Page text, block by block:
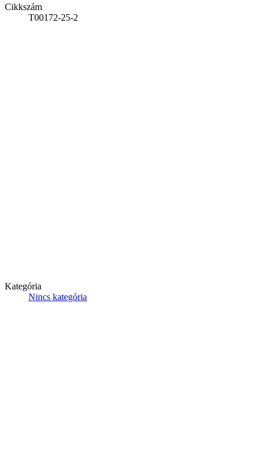
Cikkszám
T00172-25-2
Kategória
Nincs kategória